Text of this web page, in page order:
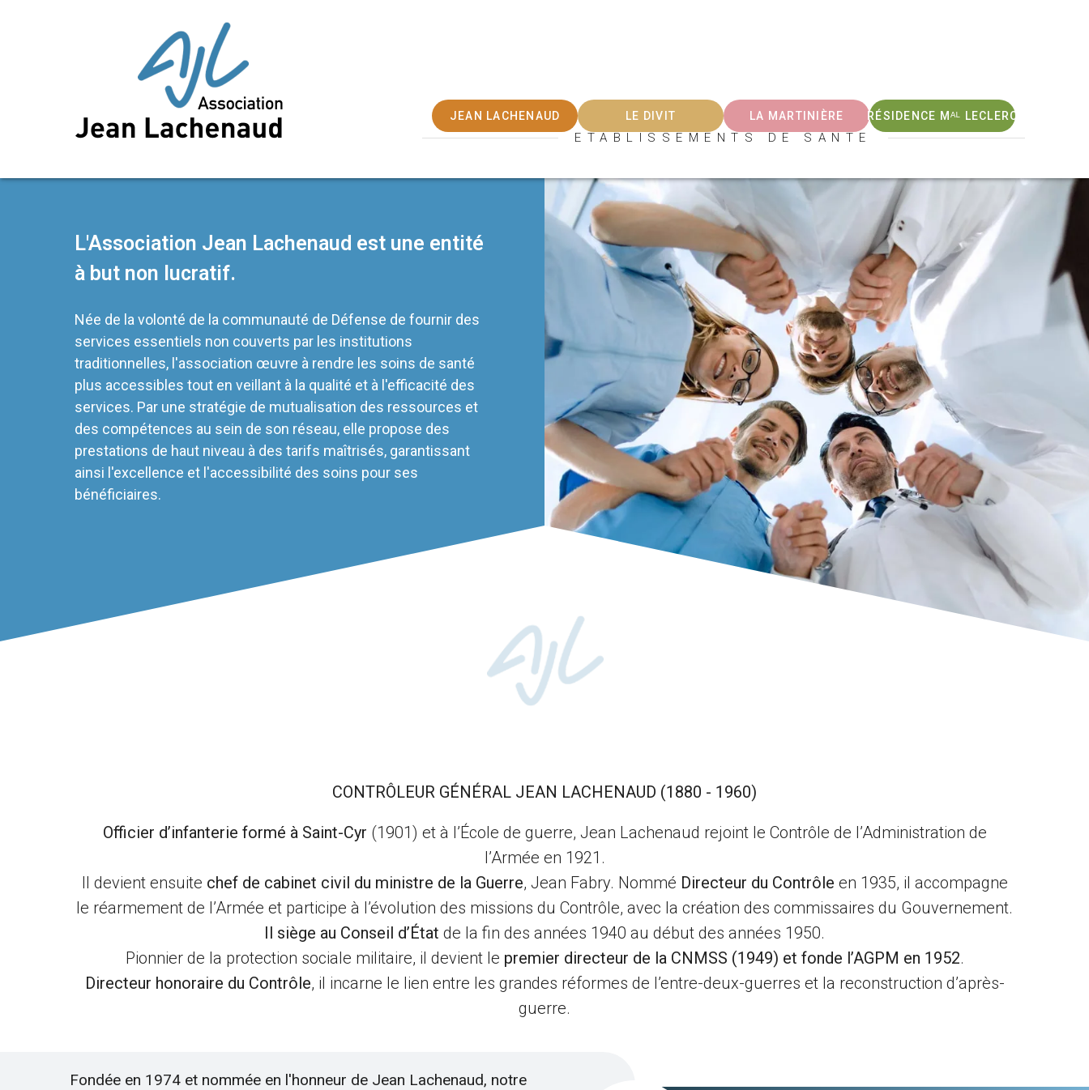
JEAN LACHENAUD LE DIVIT LA MARTINIÈRE RÉSIDENCE Mᴬᴸ LECLERC
ETABLISSEMENTS DE SANTE
L'Association Jean Lachenaud est une entité
à but non lucratif.
Née de la volonté de la communauté de Défense de fournir des
services essentiels non couverts par les institutions
traditionnelles, l'association œuvre à rendre les soins de santé
plus accessibles tout en veillant à la qualité et à l'efficacité des
services. Par une stratégie de mutualisation des ressources et
des compétences au sein de son réseau, elle propose des
prestations de haut niveau à des tarifs maîtrisés, garantissant
ainsi l'excellence et l'accessibilité des soins pour ses
bénéficiaires.
CONTRÔLEUR GÉNÉRAL JEAN LACHENAUD (1880 - 1960)
Officier d’infanterie formé à Saint-Cyr (1901) et à l’École de guerre, Jean Lachenaud rejoint le Contrôle de l’Administration de
l’Armée en 1921.
Il devient ensuite chef de cabinet civil du ministre de la Guerre, Jean Fabry. Nommé Directeur du Contrôle en 1935, il accompagne
le réarmement de l’Armée et participe à l’évolution des missions du Contrôle, avec la création des commissaires du Gouvernement.
Il siège au Conseil d’État de la fin des années 1940 au début des années 1950.
Pionnier de la protection sociale militaire, il devient le premier directeur de la CNMSS (1949) et fonde l’AGPM en 1952.
Directeur honoraire du Contrôle, il incarne le lien entre les grandes réformes de l’entre-deux-guerres et la reconstruction d’après-
guerre.
Fondée en 1974 et nommée en l'honneur de Jean Lachenaud, notre